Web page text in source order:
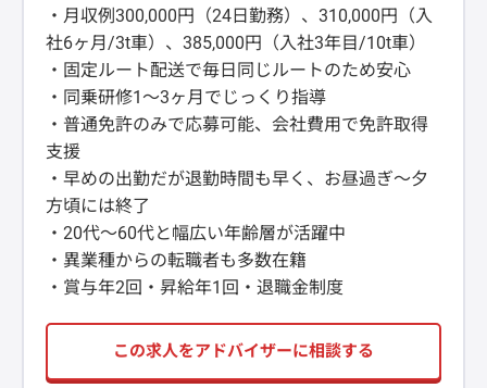
・月収例300,000円（24日勤務）、310,000円（入
社6ヶ月/3t車）、385,000円（入社3年目/10t車）
・固定ルート配送で毎日同じルートのため安心
・同乗研修1〜3ヶ月でじっくり指導
・普通免許のみで応募可能、会社費用で免許取得
支援
・早めの出勤だが退勤時間も早く、お昼過ぎ〜夕
方頃には終了
・20代〜60代と幅広い年齢層が活躍中
・異業種からの転職者も多数在籍
・賞与年2回・昇給年1回・退職金制度
この求人をアドバイザーに相談する